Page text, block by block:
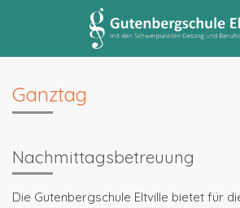
springen
Ganztag
Nachmittagsbetreuung
Die Gutenbergschule Eltville bietet für